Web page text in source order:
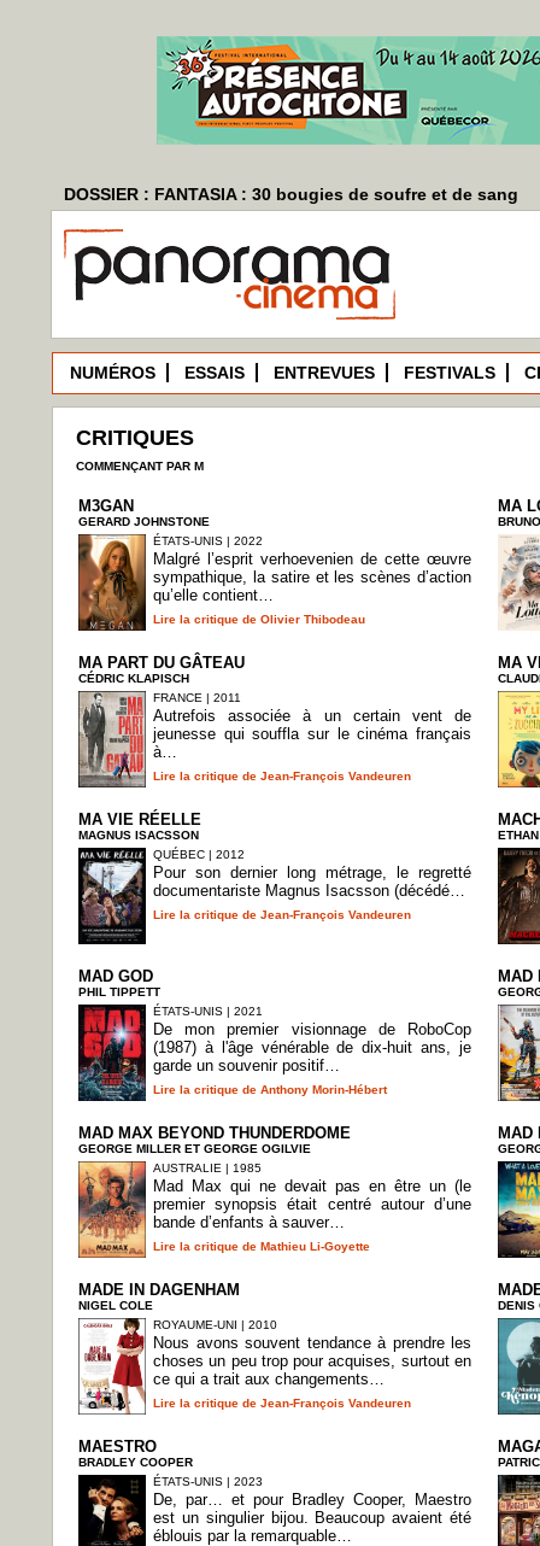
DOSSIER : FANTASIA : 30 bougies de soufre et de sang
NUMÉROS ESSAIS ENTREVUES FESTIVALS
CRITIQUES
COMMENÇANT PAR M
M3GAN
GERARD JOHNSTONE
ÉTATS-UNIS | 2022
Malgré l’esprit verhoevenien de cette œuvre
sympathique, la satire et les scènes d’action
qu’elle contient…
Lire la critique de Olivier Thibodeau
MA
MA PART DU GÂTEAU
CÉDRIC KLAPISCH
FRANCE | 2011
Autrefois associée à un certain vent de
jeunesse qui souffla sur le cinéma français
à…
Lire la critique de Jean-François Vandeuren
MA
MA VIE RÉELLE
MAGNUS ISACSSON
QUÉBEC | 2012
Pour son dernier long métrage, le regretté
documentariste Magnus Isacsson (décédé…
Lire la critique de Jean-François Vandeuren
MAD GOD
PHIL TIPPETT
ÉTATS-UNIS | 2021
De mon premier visionnage de RoboCop
(1987) à l'âge vénérable de dix-huit ans, je
garde un souvenir positif…
Lire la critique de Anthony Morin-Hébert
MAD
MAD MAX BEYOND THUNDERDOME
GEORGE MILLER ET GEORGE OGILVIE
AUSTRALIE | 1985
Mad Max qui ne devait pas en être un (le
premier synopsis était centré autour d’une
bande d’enfants à sauver…
Lire la critique de Mathieu Li-Goyette
MAD
MADE IN DAGENHAM
NIGEL COLE
ROYAUME-UNI | 2010
Nous avons souvent tendance à prendre les
choses un peu trop pour acquises, surtout en
ce qui a trait aux changements…
Lire la critique de Jean-François Vandeuren
DENIS
MAESTRO
BRADLEY COOPER
ÉTATS-UNIS | 2023
De, par… et pour Bradley Cooper, Maestro
est un singulier bijou. Beaucoup avaient été
éblouis par la remarquable…